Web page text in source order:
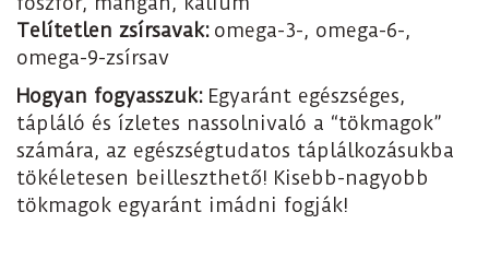
Telítetlen zsírsavak: omega-3-, omega-6-,
omega-9-zsírsav
Hogyan fogyasszuk: Egyaránt egészséges,
tápláló és ízletes nassolnivaló a “tökmagok”
számára, az egészségtudatos táplálkozásukba
tökéletesen beilleszthető! Kisebb-nagyobb
tökmagok egyaránt imádni fogják!